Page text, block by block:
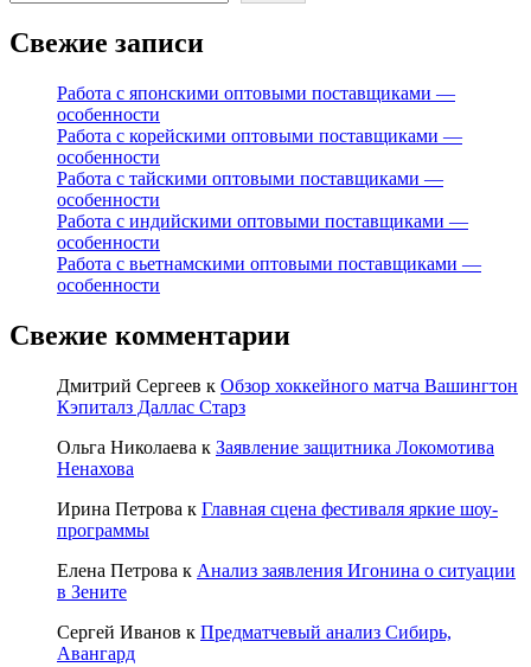
Свежие записи
Работа с японскими оптовыми поставщиками —
особенности
Работа с корейскими оптовыми поставщиками —
особенности
Работа с тайскими оптовыми поставщиками —
особенности
Работа с индийскими оптовыми поставщиками —
особенности
Работа с вьетнамскими оптовыми поставщиками —
особенности
Свежие комментарии
Дмитрий Сергеев к Обзор хоккейного матча Вашингтон
Кэпиталз Даллас Старз
Ольга Николаева к Заявление защитника Локомотива
Ненахова
Ирина Петрова к Главная сцена фестиваля яркие шоу-
программы
Елена Петрова к Анализ заявления Игонина о ситуации
в Зените
Сергей Иванов к Предматчевый анализ Сибирь,
Авангард